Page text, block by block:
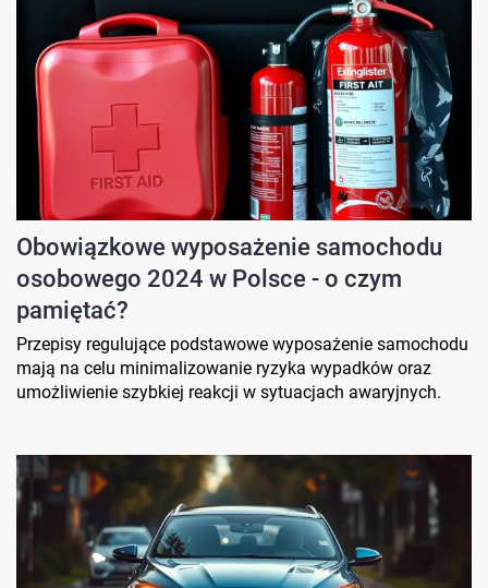
Obowiązkowe wyposażenie samochodu
osobowego 2024 w Polsce - o czym
pamiętać?
Przepisy regulujące podstawowe wyposażenie samochodu
mają na celu minimalizowanie ryzyka wypadków oraz
umożliwienie szybkiej reakcji w sytuacjach awaryjnych.